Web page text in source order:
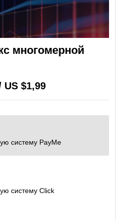
многомерной
US $1,99
систему PayMe
систему Click